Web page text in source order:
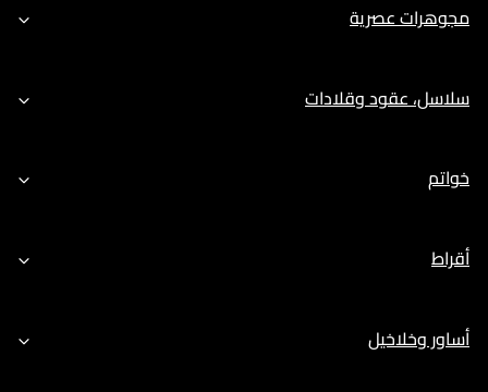
مجوهرات عصرية
سلاسل، عقود وقلادات
خواتم
أقراط
أساور وخلاخيل